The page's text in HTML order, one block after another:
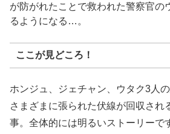
が防がれたことで救われた警察官の
るようになる…。
ここが見どころ！
ホンジュ、ジェチャン、ウタク3人
さまざまに張られた伏線が回収され
事。全体的には明るいストーリーで